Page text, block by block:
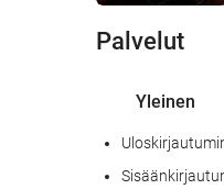
Palvelut
Yleinen